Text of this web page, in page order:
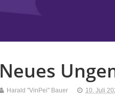
Neues
Harald "VinPei" Bauer 10. Juli